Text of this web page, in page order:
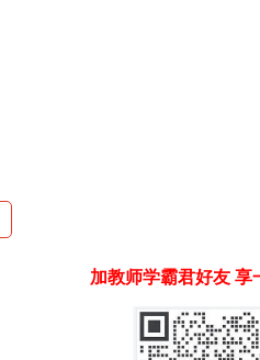
加教师学霸君好友 享